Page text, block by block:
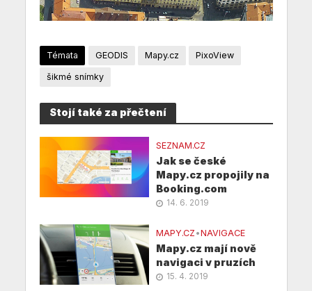
Témata GEODIS Mapy.cz PixoView
šikmé snímky
Stojí také za přečtení
SEZNAM.CZ
Jak se české
Mapy.cz propojily na
Booking.com
14. 6. 2019
MAPY.CZ •NAVIGACE
Mapy.cz mají nově
navigaci v pruzích
15. 4. 2019